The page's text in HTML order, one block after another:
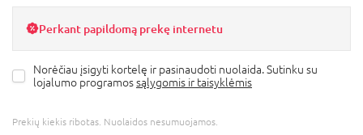
Perkant papildomą prekę internetu
Norėčiau įsigyti kortelę ir pasinaudoti nuolaida. Sutinku su
lojalumo programossąlygomis ir taisyklėmis
Prekių kiekis ribotas. Nuolaidos nesumuojamos.